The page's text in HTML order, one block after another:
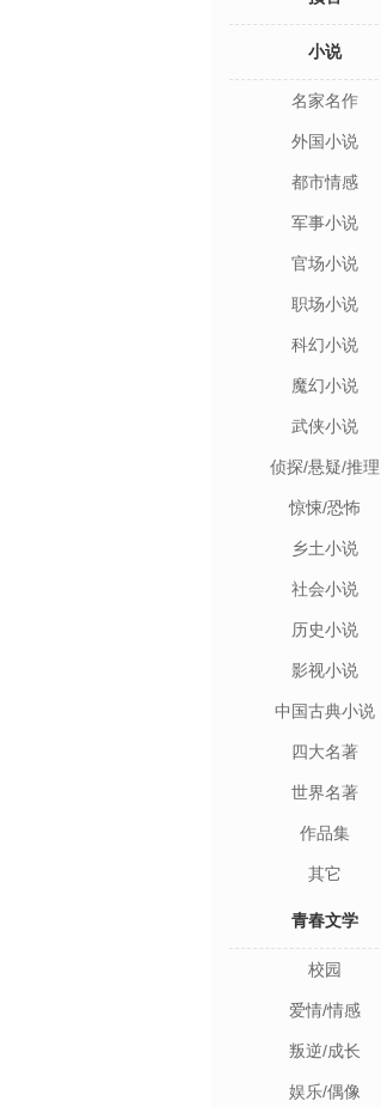
小说
名家名作
外国小说
都市情感
军事小说
官场小说
职场小说
科幻小说
魔幻小说
武侠小说
侦探/悬疑/推理
惊悚/恐怖
乡土小说
社会小说
历史小说
影视小说
中国古典小说
四大名著
世界名著
作品集
其它
青春文学
校园
爱情/情感
叛逆/成长
娱乐/偶像